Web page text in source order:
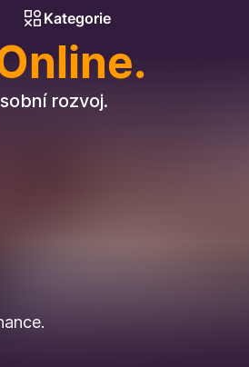
Kategorie
rozvoj.